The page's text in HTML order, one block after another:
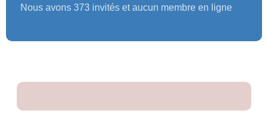
Nous avons 373 invités et aucun membre en ligne